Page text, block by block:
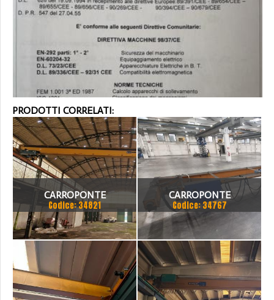
PRODOTTI CORRELATI:
CARROPONTE
MONOTRAVE DEMAG 5
TON SCARTAMENTO 16190
MM
Codice: 34821
CARROPONTE
MONOTRAVE OMIS 5 TON
SCARTAMENTO 7280MM
ANNO
Codice: 34767